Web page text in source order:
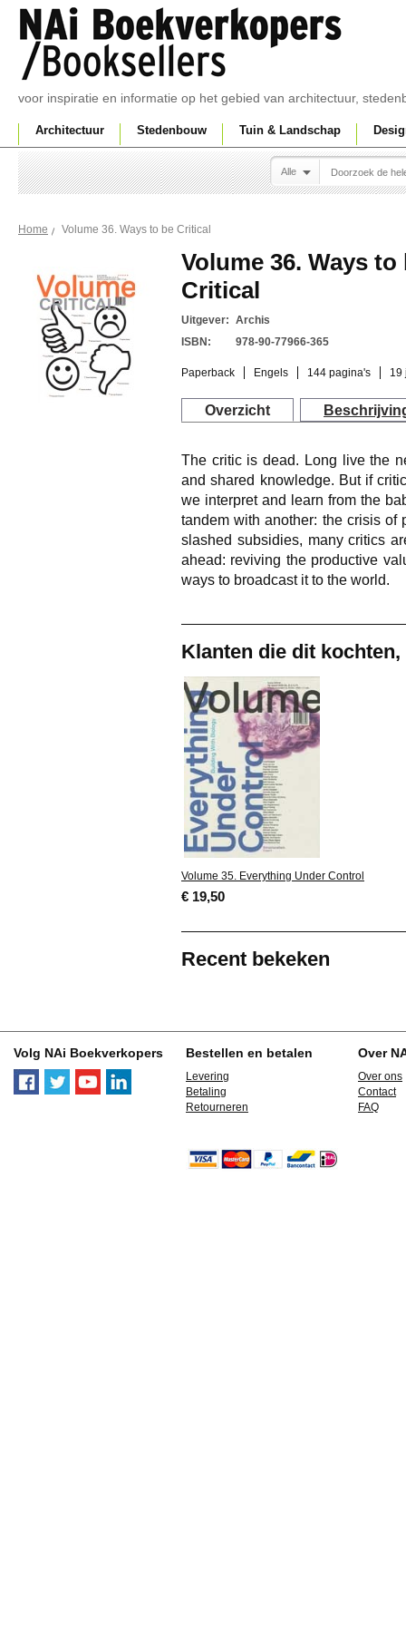
voor inspiratie en informatie op het gebied van architectuur,
Architectuur Stedenbouw Tuin & Landschap
Alle
Home Volume 36. Ways to be Critical
Volume 36. Ways to
Critical
Uitgever: Archis
ISBN:
978-90-77966-365
Paperback Engels 144 pagina's 19
Overzicht
The critic is dead. Long live the
and shared knowledge. But if
we interpret and learn from the
tandem with another: the crisis
slashed subsidies, many critics
ahead: reviving the productive
ways to broadcast it to the world.
Klanten die dit
Volume 35. Everything Under Control
€ 19,50
Recent bekeken
Volg NAi Boekverkopers Bestellen en betalen
Levering
Betaling
Retourneren
Over
Over ons
Contact
FAQ